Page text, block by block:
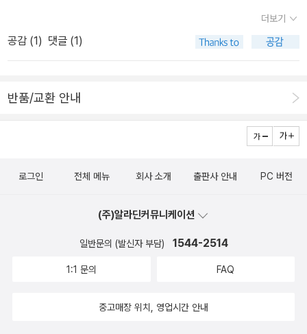
었습니다. 지금보다 더 나은 삶, 지금보다 더 긍정적인 나, 지금보다
조금 더 부자인 나, 지금보다 더 내가 원하던 것에 가까운 나,라는 것
은 서로 다르지만 어떤 면에서는 지금과는 다른 조금은 더 좋은 어떤
나쁘다는 것이 아니더라도 다음엔 조금더 나은 것을 선택하고 싶어하
고 생각한다면 그 때는 조금은 다른 목표가 생길 수도 있겠지만, 대부
점은 보이고, 매번 생각해도 잘 되는 것 같았는데 막상 시작되면 예측
하고 싶어지는 걸지도 모르겠습니다. 오늘 여기까지 입니다. 일요일
동산, 노후 대비까지 돈을 벌고, 모으고, 지키는 가장 현명한 방법을
사람들에게 정말로 돈을 벌어다 줄 수 있는 책인가? 이 책은 심사기
엇보다 재미있다. - 더크 헤스(독일 씨티그룹 파생 상품 총괄책임자,
독일 경제.경영 도서상 심사위원)실크로드 사전정수일 엮음 / 창비'명
실크로드는 동과 서를 잇고 사람,
로 펼쳐진 길에는 시간과 이야기가 쌓였고, 이제는 인류 역사의 어제
을 쏟은 정수일은 그간 세계 곳곳에서 이루어진 실크로드학을 망라하
여 표제어 1900여 개에 이르는 <실크로드 사전>을 엮었다. 중국과
되고 있는 책인 것 같아서 알라딘 신간서평단 분들과 함께 읽어보고
싶습니다.
더보기
공감 (1) 댓글 (1)
반품/교환 안내
로그인 전체 메뉴 회사 소개 출판사 안내 PC 버전
(주)알라딘커뮤니케이션
일반문의 (발신자 부담) 1544-2514
1:1 문의 FAQ
중고매장 위치, 영업시간 안내